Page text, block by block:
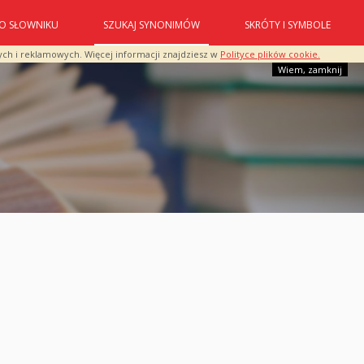
i reklamowych. Więcej informacji znajdziesz w Polityce plików cookie.
Wiem, zamknij
O SŁOWNIKU SZUKAJ SYNONIMÓW SKRÓTY I SYMBOLE